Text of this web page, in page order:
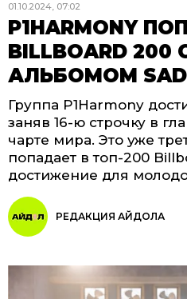
01.10.2024, 07:02
P1HARMONY
BILLBOARD
АЛЬБОМОМ SAD
Группа P1Harmony
заняв 16-ю строчку в
чарте мира. Это уже
попадает в топ-200
достижение для
РЕДАКЦИЯ АЙДОЛА